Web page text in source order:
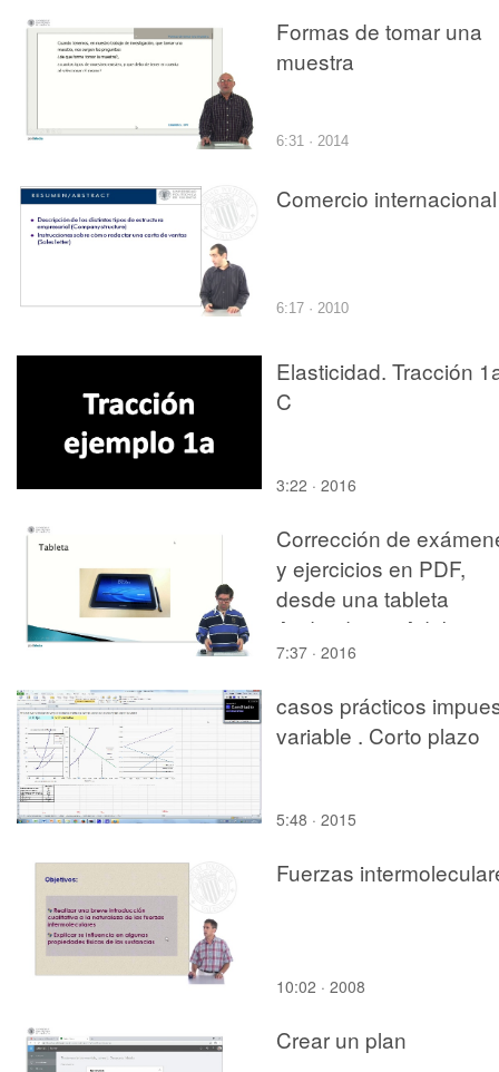
Formas de tomar una
muestra
6:31 · 2014
Comercio internacional
6:17 · 2010
Elasticidad. Tracción
C
3:22 · 2016
Corrección de
y ejercicios en PDF,
desde una tableta
Android, con Adobe
Reader
7:37 · 2016
casos prácticos
variable . Corto plazo
5:48 · 2015
Fuerzas
10:02 · 2008
Crear un plan